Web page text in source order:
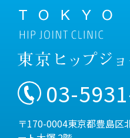
03-
〒170-0004東京都豊島区